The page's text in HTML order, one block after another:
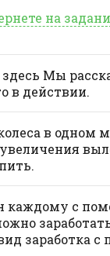
на
здесь Мы
в действии.
в одном
каждому с
заработка